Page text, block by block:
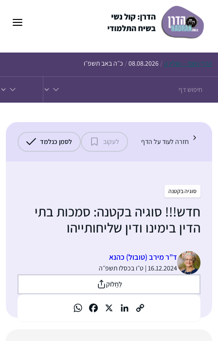
הדף היומי – חולין ק /
08.08.2026
/ כ״ה באב תשפ״ו
חזרה לעוד על הדף לעקוב לסמן כנלמד
סוגיה בקטנה
חדש!!! סוגיה בקטנה: סמכות בתי
הדין בימינו ודין שליחותייהו
ד”ר מירב (טובול) כהנא
16.12.2024 | ט״ו בכסלו תשפ״ה
לַחֲלוֹק